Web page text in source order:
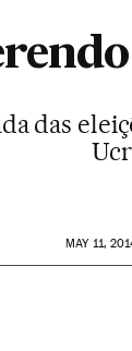
das
MAY11,
Twitter
Redes Sociales